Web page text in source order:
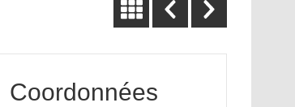
Coordonnées